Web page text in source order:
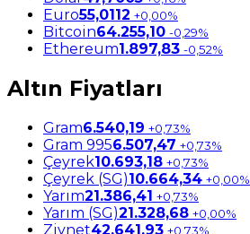
Euro55,0112 +0,00%
Bitcoin64.255,10 -0,29%
Ethereum1.897,83 -0,52%
Altın Fiyatları
Gram6.540,19 +0,73%
Gram 9956.507,47 +0,73%
Çeyrek10.693,18 +0,73%
Çeyrek (SG)10.664,34 +0,00%
Yarım21.386,41 +0,73%
Yarım (SG)21.328,68 +0,00%
Ziynet42.641,93 +0,73%